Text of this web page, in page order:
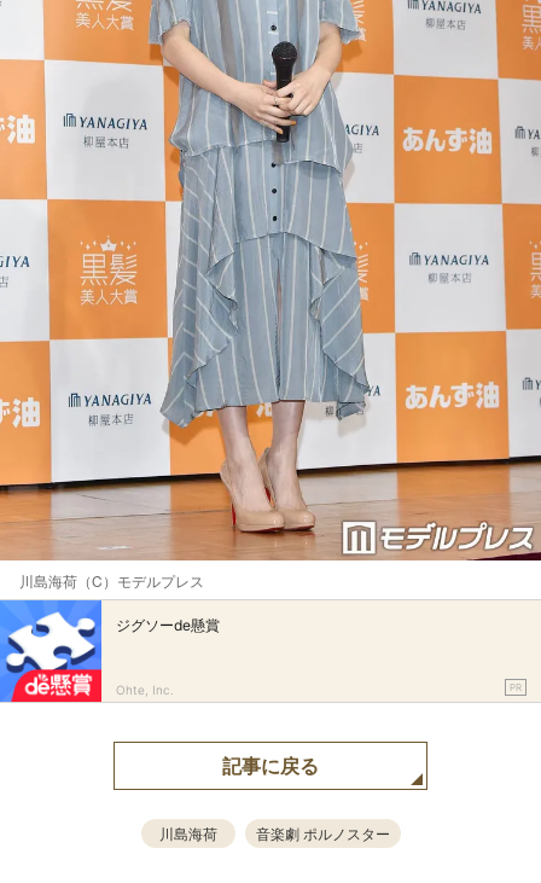
川島海荷（C）モデルプレス
ジグソーde懸賞
Ohte, Inc. PR
記事に戻る
川島海荷 音楽劇 ポルノスター